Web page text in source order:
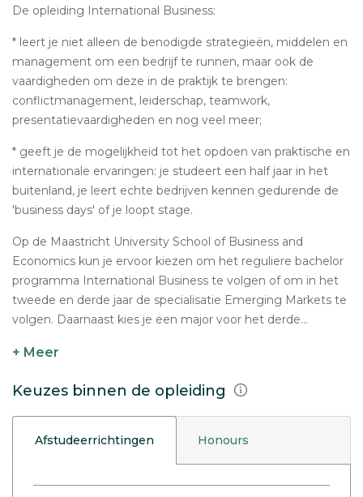
De opleiding International Business:
* leert je niet alleen de benodigde strategieën, middelen en
management om een bedrijf te runnen, maar ook de
vaardigheden om deze in de praktijk te brengen:
conflictmanagement, leiderschap, teamwork,
presentatievaardigheden en nog veel meer;
* geeft je de mogelijkheid tot het opdoen van praktische en
internationale ervaringen: je studeert een half jaar in het
buitenland, je leert echte bedrijven kennen gedurende de
'business days' of je loopt stage.
Op de Maastricht University School of Business and
Economics kun je ervoor kiezen om het reguliere bachelor
programma International Business te volgen of om in het
tweede en derde jaar de specialisatie Emerging Markets te
volgen. Daarnaast kies je een major voor het derde...
+ Meer
Keuzes binnen de opleiding
Afstudeerrichtingen Honours